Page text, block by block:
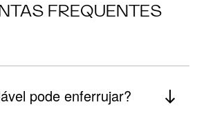
FREQUENTES
pode enferrujar?